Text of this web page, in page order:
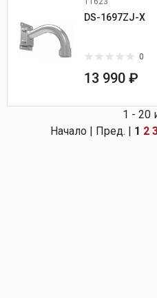
DS-1697ZJ-X
0
13 990 ₽
1 - 20
Начало | Пред. | 1 2